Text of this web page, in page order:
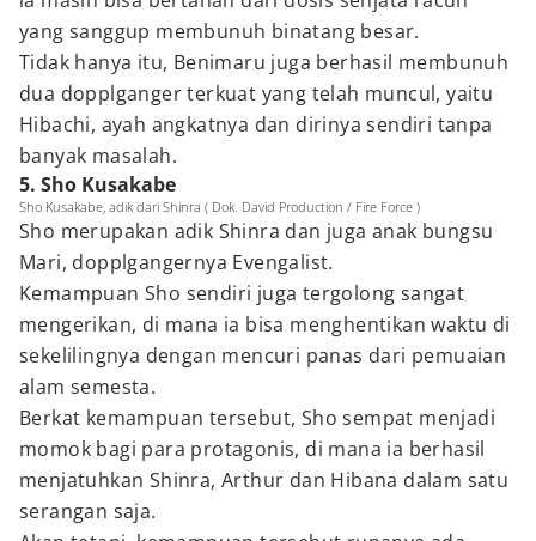
yang sanggup membunuh binatang besar.
Tidak hanya itu, Benimaru juga berhasil membunuh
dua dopplganger terkuat yang telah muncul, yaitu
Hibachi, ayah angkatnya dan dirinya sendiri tanpa
banyak masalah.
5. Sho Kusakabe
Sho Kusakabe, adik dari Shinra ( Dok. David Production / Fire Force )
Sho merupakan adik Shinra dan juga anak bungsu
Mari, dopplgangernya Evengalist.
Kemampuan Sho sendiri juga tergolong sangat
mengerikan, di mana ia bisa menghentikan waktu di
sekelilingnya dengan mencuri panas dari pemuaian
alam semesta.
Berkat kemampuan tersebut, Sho sempat menjadi
momok bagi para protagonis, di mana ia berhasil
menjatuhkan Shinra, Arthur dan Hibana dalam satu
serangan saja.